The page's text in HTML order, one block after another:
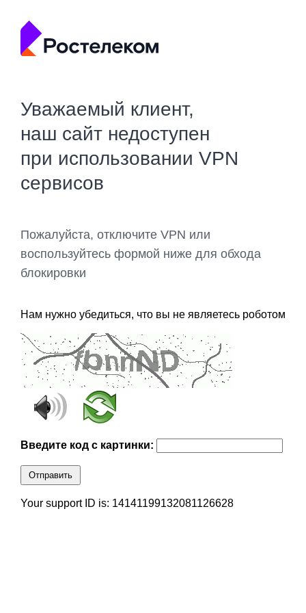
Уважаемый клиент,
наш сайт недоступен
при использовании VPN
сервисов
Пожалуйста, отключите VPN или
воспользуйтесь формой ниже для обхода
блокировки
Нам нужно убедиться, что вы не являетесь роботом
Введите код с картинки:
Отправить
Your support ID is: 14141199132081126628